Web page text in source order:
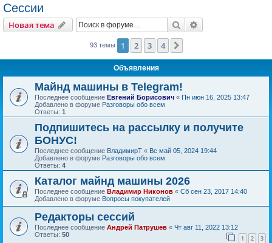
Сессии
Новая тема Поиск
93 темы 1 2 3 4
Объявления
Майнд машины в Telegram!
Последнее сообщение Евгений Борисович « Пн июн 16, 2025 13:47
Добавлено в форуме Разговоры обо всем
Ответы: 1
Подпишитесь на рассылку и получите
БОНУС!
Последнее сообщение ВладимирТ « Вс май 05, 2024 19:44
Добавлено в форуме Разговоры обо всем
Ответы: 4
Каталог майнд машины 2026
Последнее сообщение Владимир Никонов « Сб сен 23, 2017 14:40
Добавлено в форуме Вопросы покупателей
Редакторы сессий
Последнее сообщение Андрей Патрушев « Чт авг 11, 2022 13:12
Ответы: 50 1 2 3